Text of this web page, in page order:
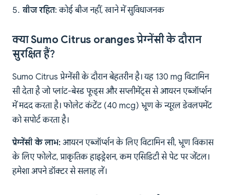
बीज रहित: कोई बीज नहीं, खाने में सुविधाजनक
क्या Sumo Citrus oranges प्रेग्नेंसी के दौरान
सुरक्षित हैं?
Sumo Citrus प्रेग्नेंसी के दौरान बेहतरीन है। यह 130 mg विटामिन
सी देता है जो प्लांट-बेस्ड फूड्स और सप्लीमेंट्स से आयरन एब्जॉर्प्शन
में मदद करता है। फोलेट कंटेंट (40 mcg) भ्रूण के न्यूरल डेवलपमेंट
को सपोर्ट करता है।
प्रेग्नेंसी के लाभ: आयरन एब्जॉर्प्शन के लिए विटामिन सी, भ्रूण विकास
के लिए फोलेट, प्राकृतिक हाइड्रेशन, कम एसिडिटी से पेट पर जेंटल।
हमेशा अपने डॉक्टर से सलाह लें।